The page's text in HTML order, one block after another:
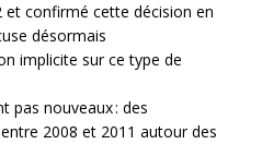
et confirmé cette décision en
désormais
implicite sur ce type de
pas nouveaux : des
2008 et 2011 autour des